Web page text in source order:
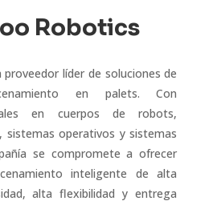
Robotics
líder de soluciones de
en palets. Con
en cuerpos de robots,
sistemas operativos y sistemas
se compromete a ofrecer
inteligente de alta
alta flexibilidad y entrega